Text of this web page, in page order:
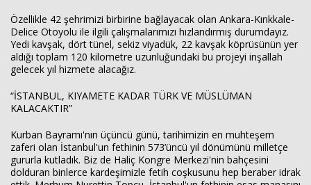
Özellikle 42 şehrimizi birbirine bağlayacak olan Ankara-Kırıkkale-
Delice Otoyolu ile ilgili çalışmalarımızı hızlandırmış durumdayız.
Yedi kavşak, dört tünel, sekiz viyadük, 22 kavşak köprüsünün yer
aldığı toplam 120 kilometre uzunluğundaki bu projeyi inşallah
gelecek yıl hizmete alacağız.
“İSTANBUL, KIYAMETE KADAR TÜRK VE MÜSLÜMAN
KALACAKTIR”
Kurban Bayramı'nın üçüncü günü, tarihimizin en muhteşem
zaferi olan İstanbul'un fethinin 573’üncü yıl dönümünü milletçe
gururla kutladık. Biz de Haliç Kongre Merkezi'nin bahçesini
dolduran binlerce kardeşimizle fetih coşkusunu hep beraber idrak